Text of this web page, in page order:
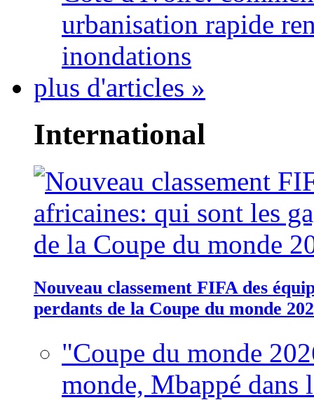
urbanisation rapide
inondations
plus d'articles »
International
Nouveau classement FIFA des
perdants de la Coupe du monde
"Coupe du monde
monde, Mbappé dans